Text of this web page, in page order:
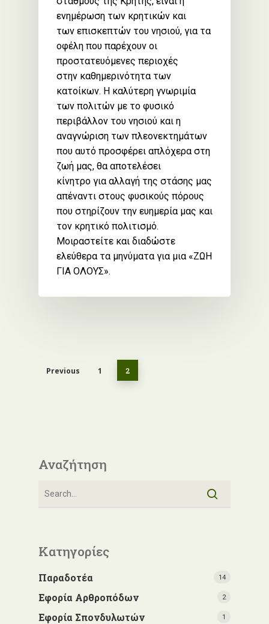
ενημέρωση των κρητικών και
των επισκεπτών του νησιού, για τα
οφέλη που παρέχουν οι
προστατευόμενες περιοχές
στην καθημερινότητα των
κατοίκων. Η καλύτερη γνωριμία
των πολιτών με το φυσικό
περιβάλλον του νησιού και η
αναγνώριση των πλεονεκτημάτων
που αυτό προσφέρει απλόχερα στη
ζωή μας, θα αποτελέσει
κίνητρο για αλλαγή της στάσης μας
απέναντι στους φυσικούς πόρους
που στηρίζουν την ευημερία μας και
τον κρητικό πολιτισμό.
Μοιραστείτε και διαδώστε
ελεύθερα τα μηνύματα για μια «ΖΩΗ
ΓΙΑ ΟΛΟΥΣ».
Previous 1 2
Αναζήτηση
Κατηγορίες
Παραδοτέα 14
Εφορία Αρθροπόδων 2
Εφορία Σπονδυλωτών 1